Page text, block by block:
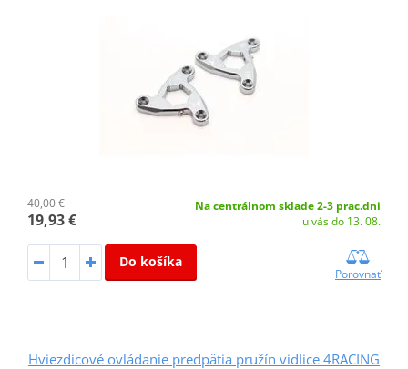
40,00 €
19,93 €
Na centrálnom sklade 2-3 prac.dni
u vás do 13. 08.
Do košíka
Porovnať
Hviezdicové ovládanie predpätia pružín vidlice 4RACING